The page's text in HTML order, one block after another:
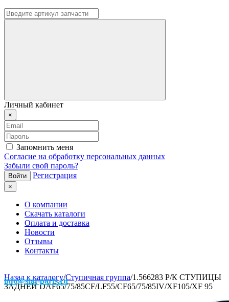
Личный кабинет
×
Запомнить меня
Согласие на обработку персональных данных
Забыли свой пароль?
Регистрация
×
О компании
Скачать каталоги
Оплата и доставка
Новости
Отзывы
Контакты
info@stat-parts.ru
Назад к каталогу/Ступичная группа/1.566283 Р/К СТУПИЦЫ
ЗАДНЕЙ DAF65/75/85CF/LF55/CF65/75/85IV/XF105/XF 95